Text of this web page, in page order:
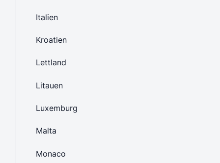
Italien
Kroatien
Lettland
Litauen
Luxemburg
Malta
Monaco